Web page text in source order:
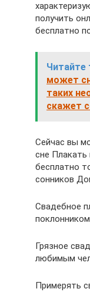
получить
бесплатно
Читайте
может
таких
скажет
Сейчас вы
сне Плакать
бесплатно
сонников
Свадебное
Грязное
любимым
Примерять